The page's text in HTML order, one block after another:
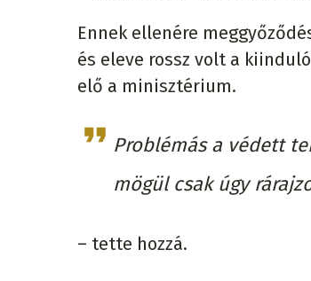
Ennek ellenére
és eleve rossz volt a
elő a minisztérium.
Problémás a védett
mögül csak úgy
– tette hozzá.